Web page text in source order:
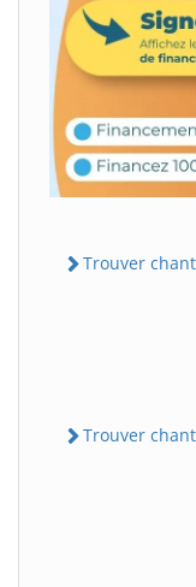
Trouver
Trouver